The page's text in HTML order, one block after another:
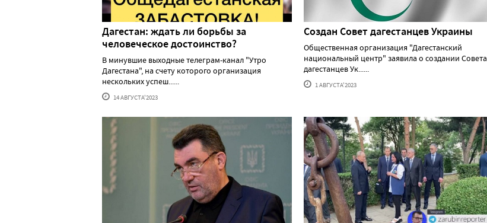
Дагестан: ждать ли борьбы за
человеческое достоинство?
В минувшие выходные телеграм-канал "Утро
Дагестана", на счету которого организация
нескольких успеш......
14 АВГУСТА'2023
Создан Совет дагестанцев Украины
Общественная организация "Дагестанский
национальный центр" заявила о создании Совета
дагестанцев Ук......
1 АВГУСТА'2023